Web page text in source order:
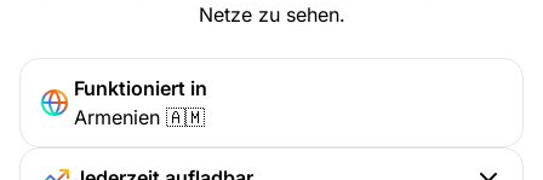
Netze zu sehen.
Funktioniert in
Armenien 🇦🇲